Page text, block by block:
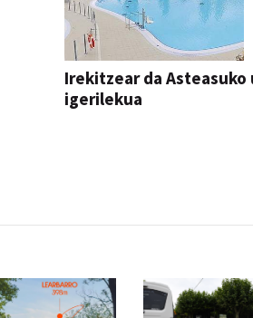
Irekitzear da Asteasuko
igerilekua